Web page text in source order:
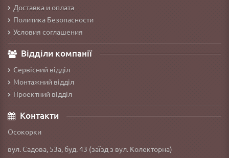
Доставка и оплата
Политика Безопасности
Условия соглашения
Відділи компанії
Сервісний відділ
Монтажний відділ
Проектний відділ
Контакти
Осокорки
вул. Садова, 53а, буд. 43 (заїзд з вул. Колекторна)